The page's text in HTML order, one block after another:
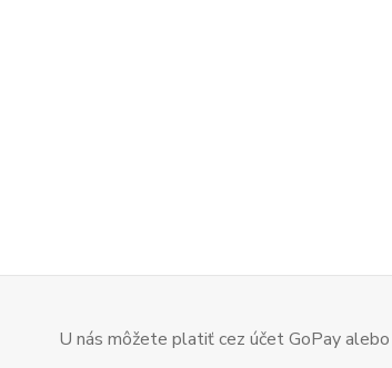
U nás môžete platiť cez účet GoPay